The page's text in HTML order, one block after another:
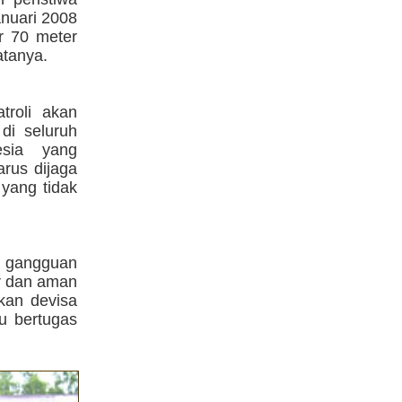
2008
70 meter
akan
seluruh
yang
dijaga
tidak
dan aman
devisa
bertugas